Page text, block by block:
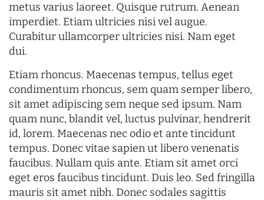
metus varius laoreet. Quisque rutrum. Aenean
imperdiet. Etiam ultricies nisi vel augue.
Curabitur ullamcorper ultricies nisi. Nam eget
dui.
Etiam rhoncus. Maecenas tempus, tellus eget
condimentum rhoncus, sem quam semper libero,
sit amet adipiscing sem neque sed ipsum. Nam
quam nunc, blandit vel, luctus pulvinar, hendrerit
id, lorem. Maecenas nec odio et ante tincidunt
tempus. Donec vitae sapien ut libero venenatis
faucibus. Nullam quis ante. Etiam sit amet orci
eget eros faucibus tincidunt. Duis leo. Sed fringilla
mauris sit amet nibh. Donec sodales sagittis